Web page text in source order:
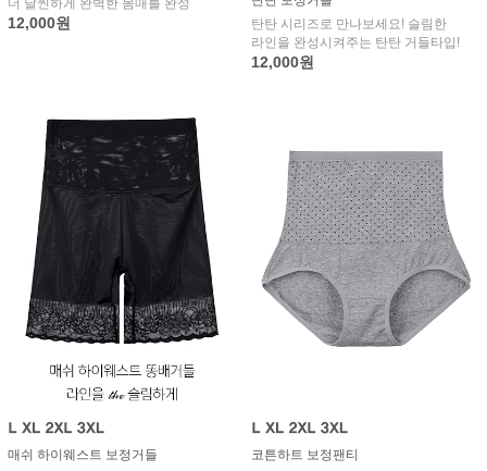
더 날씬하게 완벽한 몸매를 완성
12,000원
탄탄 시리즈로 만나보세요! 슬림한
라인을 완성시켜주는 탄탄 거들타입!
12,000원
매쉬 하이웨스트 보정거들
코튼하트 보정팬티